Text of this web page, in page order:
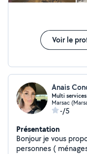
Voir le
Anais
Multi services
Marsac
-/5
Présentation
Bonjour je vous
personnes (